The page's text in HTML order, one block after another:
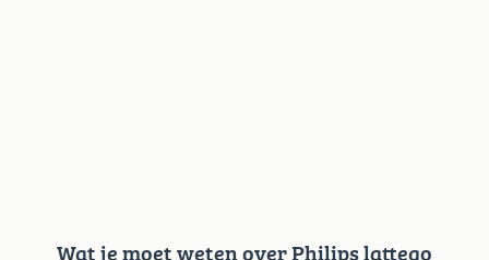
Wat je moet weten over Philips lattego